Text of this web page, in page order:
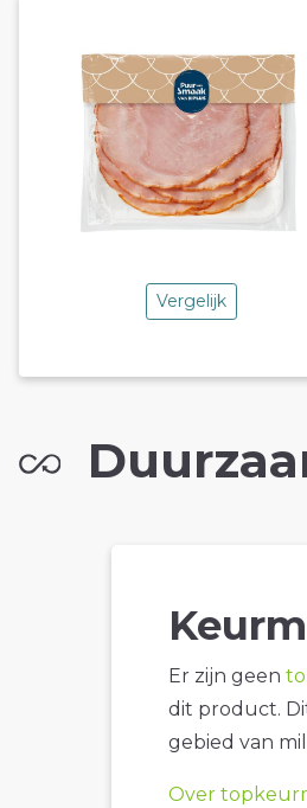
Vergelijk
Er zijn geen
dit product.
gebied van
Over